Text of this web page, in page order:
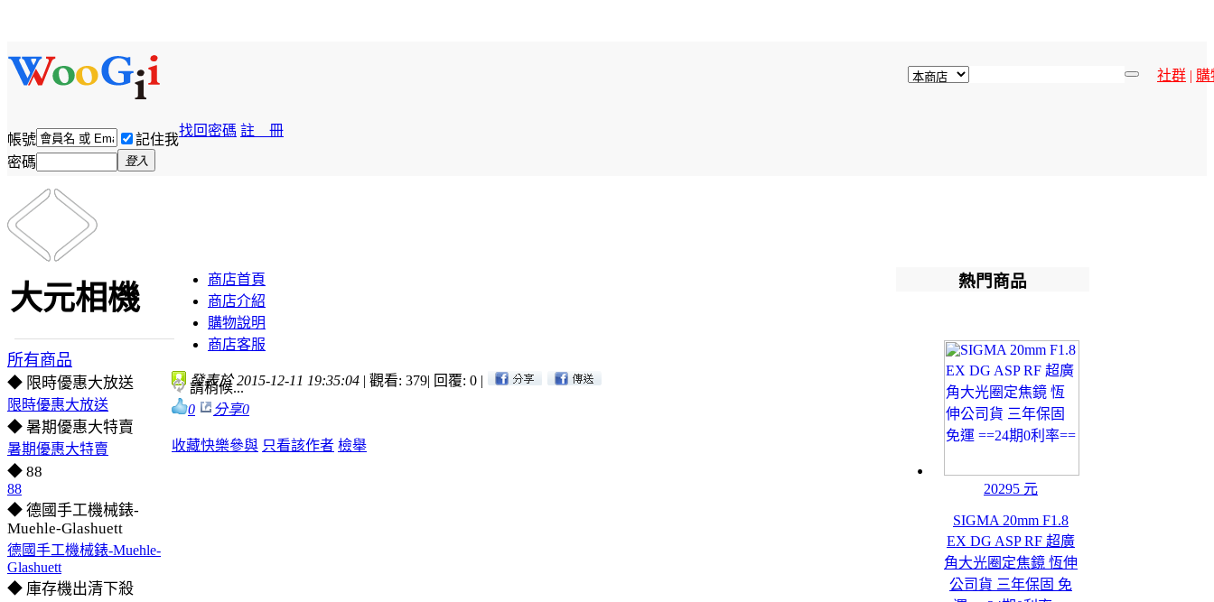
社群 | 購
帳號 記住我
找回密碼 註 冊
密碼 登入
大元相機
所有商品
◆ 限時優惠大放送
限時優惠大放送
◆ 暑期優惠大特賣
暑期優惠大特賣
◆ 88
88
◆ 德國手工機械錶-
Muehle-Glashuett
德國手工機械錶-Muehle-
Glashuett
◆ 庫存機出清下殺
商店首頁
商店介紹
購物說明
商店客服
發表於 2015-12-11 19:35:04 | 觀看: 379| 回覆: 0 |
請稍候...
0
分享0
收藏快樂參與 只看該作者 檢舉
熱門商品
20295 元
SIGMA 20mm F1.8
EX DG ASP RF 超廣
角大光圈定焦鏡 恆伸
公司貨 三年保固 免